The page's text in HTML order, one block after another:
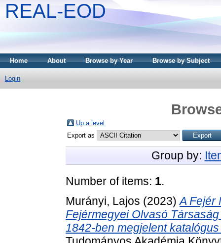
REAL-EOD
Home About Browse by Year Browse by Subject
Login
Up a level
Export as
Group by:
Number of items: 1.
Murányi, Lajos (2023)A Fejér
Fejérmegyei Olvasó
1842-ben megjelent